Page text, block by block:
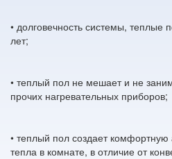
• долговечность системы, теплые
лет;
• теплый пол не мешает и не
прочих нагревательных приборов;
• теплый пол создает
тепла в комнате, в отличие от